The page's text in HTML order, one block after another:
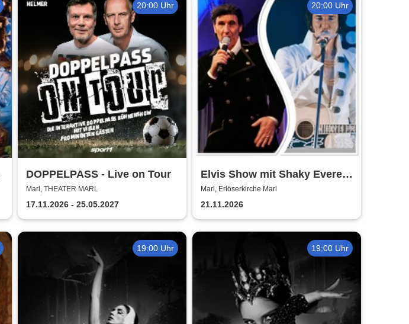
20:00 Uhr
DOPPELPASS - Live on Tour
Marl, THEATER MARL
17.11.2026 - 25.05.2027
20:00 Uhr
Elvis Show mit Shaky Everett
und Brian Troy - die Elvis
Christmas, Gospel und
Rock`n´Roll Show
Marl, Erlöserkirche Marl
21.11.2026
19:00 Uhr 19:00 Uhr